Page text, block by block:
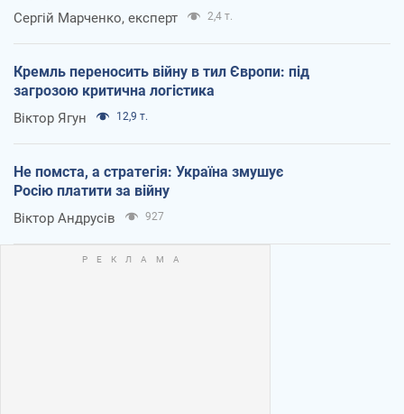
Сергій Марченко, експерт 2,4 т.
Кремль переносить війну в тил Європи: під
загрозою критична логістика
Віктор Ягун 12,9 т.
Не помста, а стратегія: Україна змушує
Росію платити за війну
Віктор Андрусів 927